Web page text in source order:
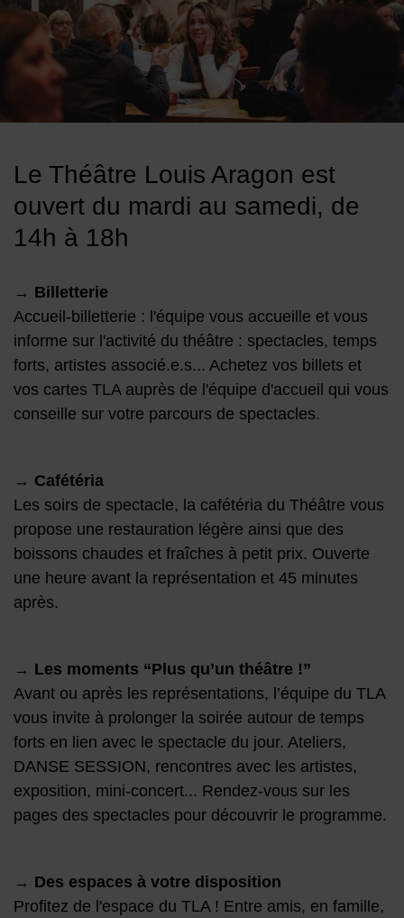
Le Théâtre Louis Aragon est
ouvert du mardi au samedi, de
14h à 18h
→ Billetterie
Accueil-billetterie : l'équipe vous accueille et vous
informe sur l'activité du théâtre : spectacles, temps
forts, artistes associé.e.s... Achetez vos billets et
vos cartes TLA auprès de l'équipe d'accueil qui vous
conseille sur votre parcours de spectacles.
→ Cafétéria
Les soirs de spectacle, la cafétéria du Théâtre vous
propose une restauration légère ainsi que des
boissons chaudes et fraîches à petit prix. Ouverte
une heure avant la représentation et 45 minutes
après.
→ Les moments “Plus qu’un théâtre !”
Avant ou après les représentations, l’équipe du TLA
vous invite à prolonger la soirée autour de temps
forts en lien avec le spectacle du jour. Ateliers,
DANSE SESSION, rencontres avec les artistes,
exposition, mini-concert... Rendez-vous sur les
pages des spectacles pour découvrir le programme.
→ Des espaces à votre disposition
Profitez de l'espace du TLA ! Entre amis, en famille,